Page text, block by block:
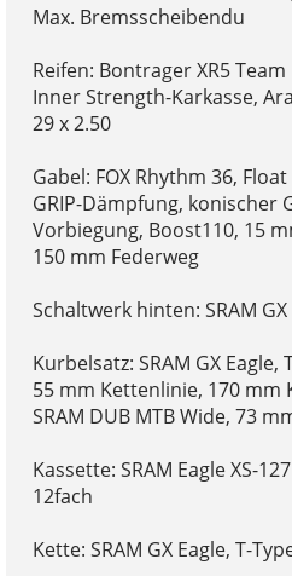
Max. Bremsscheibendu
Reifen: Bontrager XR5
Inner Strength-Karkasse,
29 x 2.50
Gabel: FOX Rhythm 36,
GRIP-Dämpfung, konischer
Vorbiegung, Boost110, 15
150 mm Federweg
Schaltwerk hinten: SRAM GX
Kurbelsatz: SRAM GX Eagle,
55 mm Kettenlinie, 170 mm
SRAM DUB MTB Wide, 73
Kassette: SRAM Eagle XS-
12fach
Kette: SRAM GX Eagle, T-